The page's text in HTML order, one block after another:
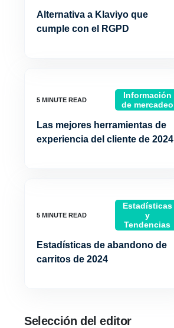
Alternativa a Klaviyo que
cumple con el RGPD
Información
de mercadeo
Las mejores herramientas de
experiencia del cliente de 2024
Estadísticas
y
Tendencias
Estadísticas de abandono de
carritos de 2024
Selección del editor